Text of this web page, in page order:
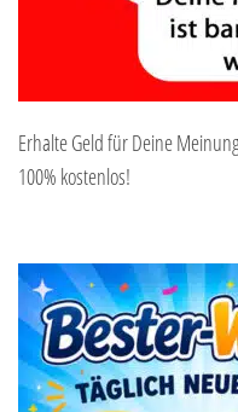
Erhalte Geld für Deine
100% kostenlos!